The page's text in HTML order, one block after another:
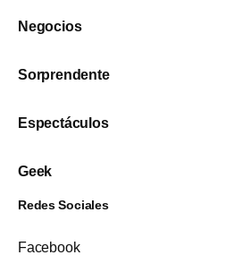
Negocios
Sorprendente
Espectáculos
Geek
Redes Sociales
Facebook